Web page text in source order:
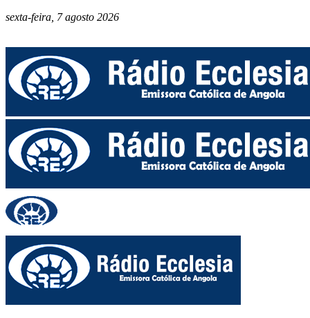
sexta-feira, 7 agosto 2026